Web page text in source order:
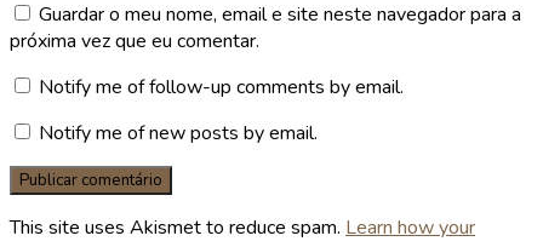
Guardar o meu nome, email e site neste navegador para a
próxima vez que eu comentar.
Notify me of follow-up comments by email.
Notify me of new posts by email.
This site uses Akismet to reduce spam. Learn how your